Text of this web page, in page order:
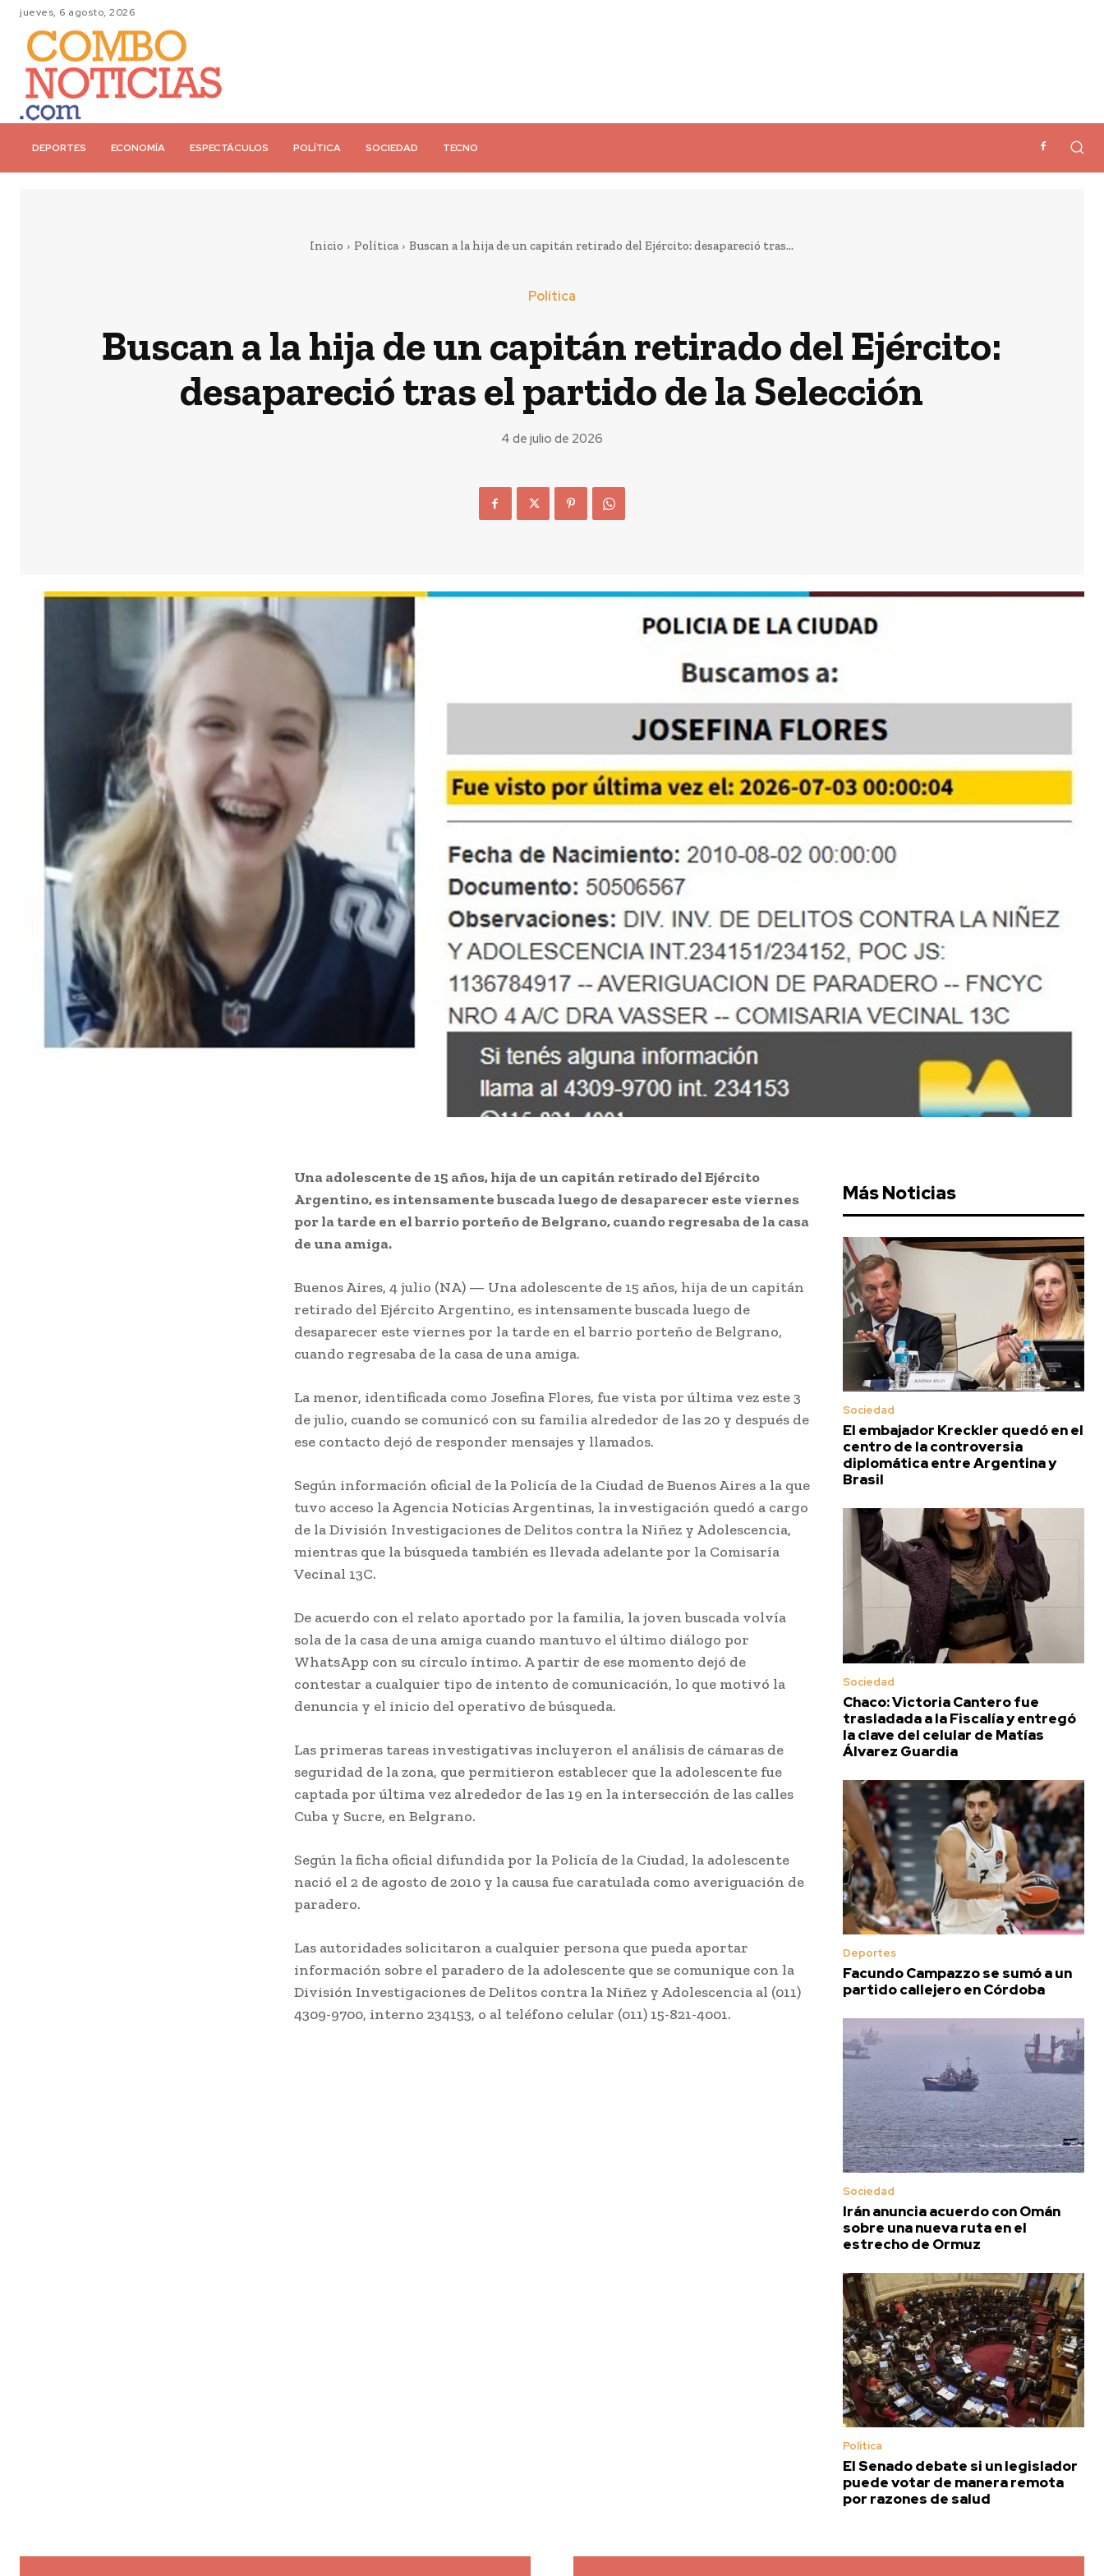
jueves, 6 agosto, 2026
DEPORTES ECONOMÍA ESPECTÁCULOS POLÍTICA SOCIEDAD TECNO
Inicio Política Buscan a la hija de un capitán retirado del Ejército: desapareció tras...
Política
Buscan a la hija de un capitán retirado del Ejército:
desapareció tras el partido de la Selección
4 de julio de 2026
Una adolescente de 15 años, hija de un capitán retirado del Ejército
Argentino, es intensamente buscada luego de desaparecer este viernes
por la tarde en el barrio porteño de Belgrano, cuando regresaba de la casa
de una amiga.
Buenos Aires, 4 julio (NA) — Una adolescente de 15 años, hija de un capitán
retirado del Ejército Argentino, es intensamente buscada luego de
desaparecer este viernes por la tarde en el barrio porteño de Belgrano,
cuando regresaba de la casa de una amiga.
La menor, identificada como Josefina Flores, fue vista por última vez este 3
de julio, cuando se comunicó con su familia alrededor de las 20 y después de
ese contacto dejó de responder mensajes y llamados.
Según información oficial de la Policía de la Ciudad de Buenos Aires a la que
tuvo acceso la Agencia Noticias Argentinas, la investigación quedó a cargo
de la División Investigaciones de Delitos contra la Niñez y Adolescencia,
mientras que la búsqueda también es llevada adelante por la Comisaría
Vecinal 13C.
De acuerdo con el relato aportado por la familia, la joven buscada volvía
sola de la casa de una amiga cuando mantuvo el último diálogo por
WhatsApp con su círculo íntimo. A partir de ese momento dejó de
contestar a cualquier tipo de intento de comunicación, lo que motivó la
denuncia y el inicio del operativo de búsqueda.
Las primeras tareas investigativas incluyeron el análisis de cámaras de
seguridad de la zona, que permitieron establecer que la adolescente fue
captada por última vez alrededor de las 19 en la intersección de las calles
Cuba y Sucre, en Belgrano.
Según la ficha oficial difundida por la Policía de la Ciudad, la adolescente
nació el 2 de agosto de 2010 y la causa fue caratulada como averiguación de
paradero.
Las autoridades solicitaron a cualquier persona que pueda aportar
información sobre el paradero de la adolescente que se comunique con la
División Investigaciones de Delitos contra la Niñez y Adolescencia al (011)
4309-9700, interno 234153, o al teléfono celular (011) 15-821-4001.
Más Noticias
Sociedad
El embajador Kreckler quedó en el
centro de la controversia
diplomática entre Argentina y
Brasil
Sociedad
Chaco: Victoria Cantero fue
trasladada a la Fiscalía y entregó
la clave del celular de Matías
Álvarez Guardia
Deportes
Facundo Campazzo se sumó a un
partido callejero en Córdoba
Sociedad
Irán anuncia acuerdo con Omán
sobre una nueva ruta en el
estrecho de Ormuz
Política
El Senado debate si un legislador
puede votar de manera remota
por razones de salud